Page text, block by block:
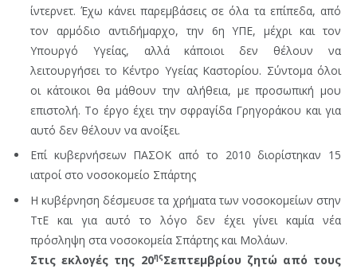
ίντερνετ. Έχω κάνει παρεμβάσεις σε όλα τα επίπεδα, από
τον αρμόδιο αντιδήμαρχο, την 6η ΥΠΕ, μέχρι και τον
Υπουργό Υγείας, αλλά κάποιοι δεν θέλουν να
λειτουργήσει το Κέντρο Υγείας Καστορίου. Σύντομα όλοι
οι κάτοικοι θα μάθουν την αλήθεια, με προσωπική μου
επιστολή. Το έργο έχει την σφραγίδα Γρηγοράκου και για
αυτό δεν θέλουν να ανοίξει.
Επί κυβερνήσεων ΠΑΣΟΚ από το 2010 διορίστηκαν 15
ιατροί στο νοσοκομείο Σπάρτης
Η κυβέρνηση δέσμευσε τα χρήματα των νοσοκομείων στην
ΤτΕ και για αυτό το λόγο δεν έχει γίνει καμία νέα
πρόσληψη στα νοσοκομεία Σπάρτης και Μολάων.
Στις εκλογές της 20ηςΣεπτεμβρίου ζητώ από τους